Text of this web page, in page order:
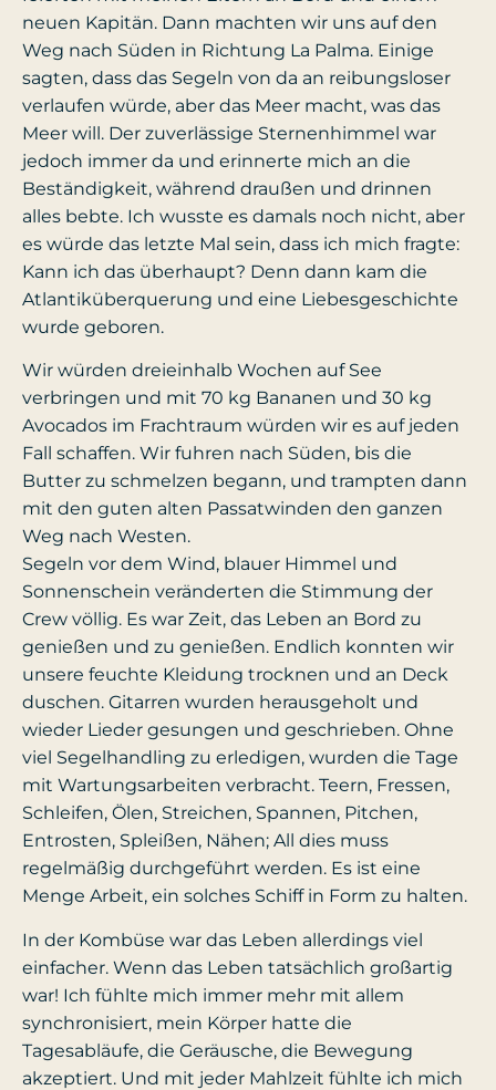
neuen Kapitän. Dann machten wir uns auf den
Weg nach Süden in Richtung La Palma. Einige
sagten, dass das Segeln von da an reibungsloser
verlaufen würde, aber das Meer macht, was das
Meer will. Der zuverlässige Sternenhimmel war
jedoch immer da und erinnerte mich an die
Beständigkeit, während draußen und drinnen
alles bebte. Ich wusste es damals noch nicht, aber
es würde das letzte Mal sein, dass ich mich fragte:
Kann ich das überhaupt? Denn dann kam die
Atlantiküberquerung und eine Liebesgeschichte
wurde geboren.
Wir würden dreieinhalb Wochen auf See
verbringen und mit 70 kg Bananen und 30 kg
Avocados im Frachtraum würden wir es auf jeden
Fall schaffen. Wir fuhren nach Süden, bis die
Butter zu schmelzen begann, und trampten dann
mit den guten alten Passatwinden den ganzen
Weg nach Westen.
Segeln vor dem Wind, blauer Himmel und
Sonnenschein veränderten die Stimmung der
Crew völlig. Es war Zeit, das Leben an Bord zu
genießen und zu genießen. Endlich konnten wir
unsere feuchte Kleidung trocknen und an Deck
duschen. Gitarren wurden herausgeholt und
wieder Lieder gesungen und geschrieben. Ohne
viel Segelhandling zu erledigen, wurden die Tage
mit Wartungsarbeiten verbracht. Teern, Fressen,
Schleifen, Ölen, Streichen, Spannen, Pitchen,
Entrosten, Spleißen, Nähen; All dies muss
regelmäßig durchgeführt werden. Es ist eine
Menge Arbeit, ein solches Schiff in Form zu halten.
In der Kombüse war das Leben allerdings viel
einfacher. Wenn das Leben tatsächlich großartig
war! Ich fühlte mich immer mehr mit allem
synchronisiert, mein Körper hatte die
Tagesabläufe, die Geräusche, die Bewegung
akzeptiert. Und mit jeder Mahlzeit fühlte ich mich